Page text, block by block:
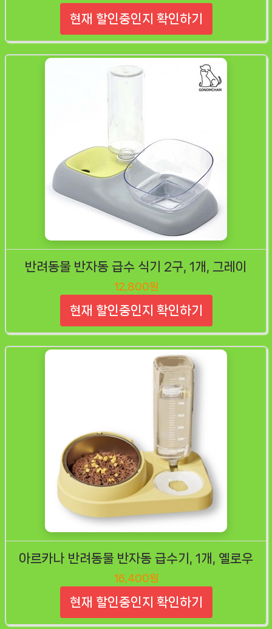
현재 할인중인지 확인하기
반려동물 반자동 급수 식기 2구, 1개, 그레이
12,800원
현재 할인중인지 확인하기
아르카나 반려동물 반자동 급수기, 1개, 옐로우
16,400원
현재 할인중인지 확인하기